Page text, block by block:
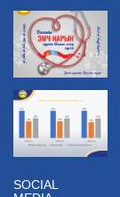
SOCIAL